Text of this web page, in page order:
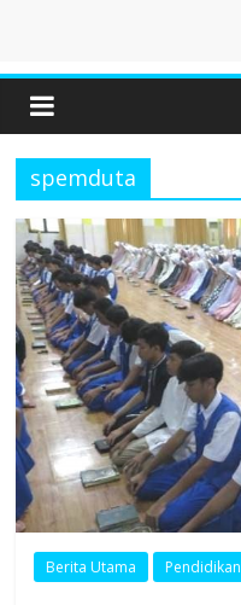
spemduta
Berita Utama Pendidikan